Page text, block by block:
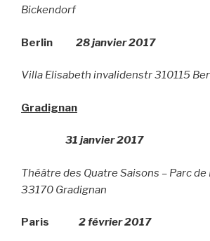
Bickendorf
Berlin 28 janvier 2017
Villa Elisabeth invalidenstr 310115
Gradignan
31 janvier 2017
Théâtre des Quatre Saisons – Parc de
33170 Gradignan
Paris 2 février 2017